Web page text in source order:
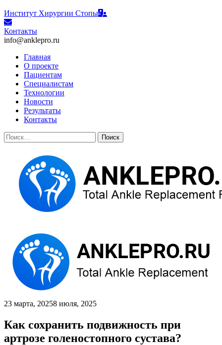
Институт Хирургии Стопы
Контакты
info@anklepro.ru
Главная
О проекте
Пациентам
Специалистам
Технологии
Новости
Результаты
Контакты
Найти:
23 марта, 20258 июля, 2025
Как сохранить подвижность при
артрозе голеностопного сустава?